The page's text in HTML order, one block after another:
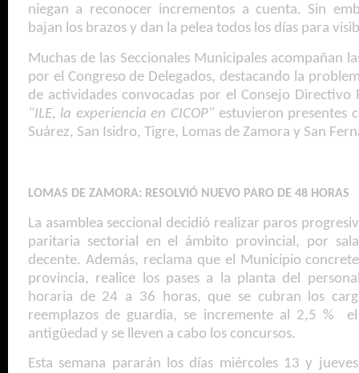
niegan a reconocer incrementos a cuenta. Sin
bajan los brazos y dan la pelea todos los días para
Muchas de las Seccionales Municipales acompañan
por el Congreso de Delegados, destacando la
de actividades convocadas por el Consejo Directivo
"ILE, la experiencia en CICOP" estuvieron presentes
Suárez, San Isidro, Tigre, Lomas de Zamora y San
LOMAS DE ZAMORA: RESOLVIÓ NUEVO PARO DE 48 HORAS
La asamblea seccional decidió realizar paros
paritaria sectorial en el ámbito provincial, por
decente. Además, reclama que el Municipio
provincia, realice los pases a la planta del
horaria de 24 a 36 horas, que se cubran los
reemplazos de guardia, se incremente al 2,5 %
antigüedad y se lleven a cabo los concursos.
Esta semana pararán los días miércoles 13 y